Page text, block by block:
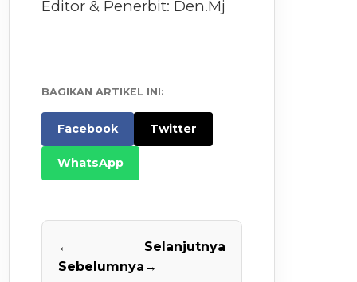
Editor & Penerbit: Den.Mj
BAGIKAN ARTIKEL INI:
Facebook Twitter
WhatsApp
←
Sebelumnya
Selanjutnya
→